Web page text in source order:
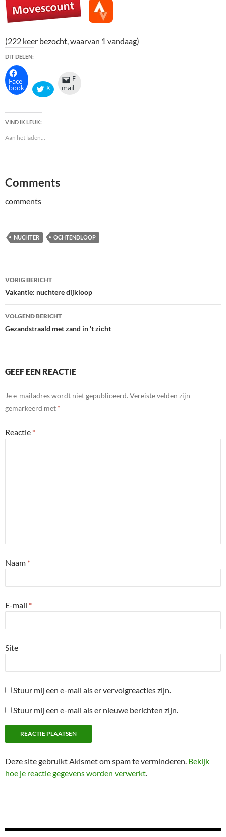
(222 keer bezocht, waarvan 1 vandaag)
DIT DELEN:
Face
book X
E-
mail
VIND IK LEUK:
Aan het laden...
Comments
comments
NUCHTER OCHTENDLOOP
Bericht
navigatie
VORIG BERICHT
Vakantie: nuchtere dijkloop
VOLGEND BERICHT
Gezandstraald met zand in ’t zicht
GEEF EEN REACTIE
Je e-mailadres wordt niet gepubliceerd. Vereiste velden zijn
gemarkeerd met *
Reactie *
Naam *
E-mail *
Site
Stuur mij een e-mail als er vervolgreacties zijn.
Stuur mij een e-mail als er nieuwe berichten zijn.
Deze site gebruikt Akismet om spam te verminderen. Bekijk
hoe je reactie gegevens worden verwerkt.